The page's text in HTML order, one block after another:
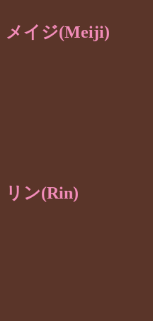
メイジ(Meiji)
リン(Rin)